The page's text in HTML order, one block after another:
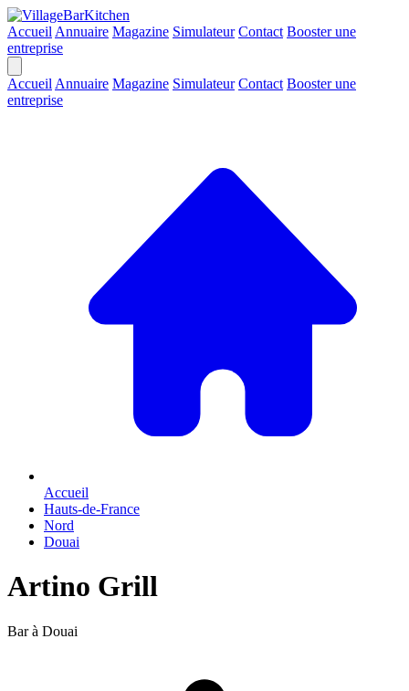
Accueil Annuaire Magazine Simulateur Contact Booster une
entreprise
Accueil Annuaire Magazine Simulateur Contact Booster une
entreprise
Accueil
Hauts-de-France
Nord
Douai
Artino Grill
Bar à Douai